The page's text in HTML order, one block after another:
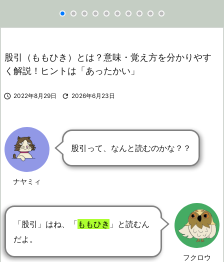
股引（ももひき）とは？意味・覚え方を分かりやす
く解説！ヒントは「あったかい」
 2022年8月29日  2026年6月23日
ナヤミィ
股引って、なんと読むのかな？？
フクロウ
「股引」はね、「 ももひき 」と読むん
だよ。